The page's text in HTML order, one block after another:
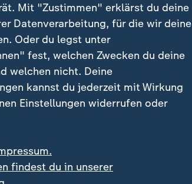
10. bis 16. August in Birmingham
Alle Wettkämpfe der
Leichtathletik-EM im
Überblick
mit Video 28:29
Mit "Zustimmen" erklärst du deine
Datenverarbeitung, für die wir deine
Oder du legst unter
fest, welchen Zwecken du deine
welchen nicht. Deine
kannst du jederzeit mit Wirkung
Einstellungen widerrufen oder
findest du in unserer